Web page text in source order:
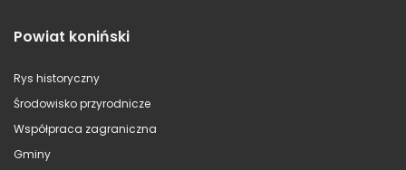
Powiat koniński
Rys historyczny
Środowisko przyrodnicze
Współpraca zagraniczna
Gminy